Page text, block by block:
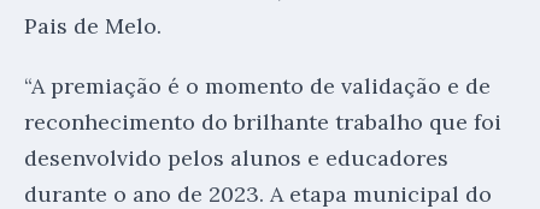
Pais de Melo.
“A premiação é o momento de validação e de
reconhecimento do brilhante trabalho que foi
desenvolvido pelos alunos e educadores
durante o ano de 2023. A etapa municipal do